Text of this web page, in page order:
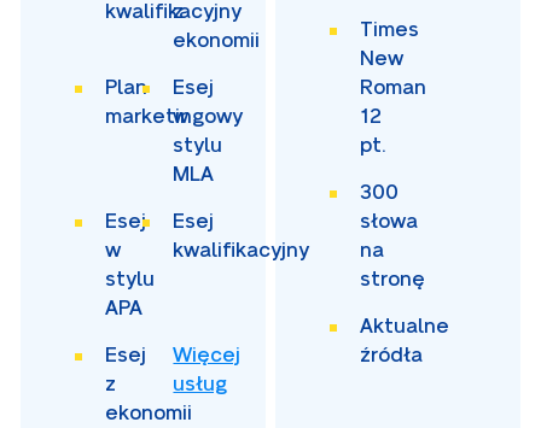
kwalifikacyjny
z
ekonomii
Plan
marketingowy
Esej
w
stylu
MLA
Esej
w
stylu
APA
Esej
kwalifikacyjny
Esej
z
ekonomii
Więcej
usług
Times
New
Roman
12
pt.
300
słowa
na
stronę
Aktualne
źródła